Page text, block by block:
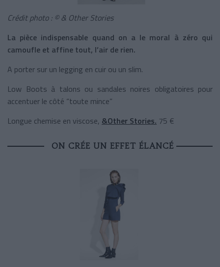
Crédit photo : © & Other Stories
La pièce indispensable quand on a le moral à zéro qui
camoufle et affine tout, l’air de rien.
A porter sur un legging en cuir ou un slim.
Low Boots à talons ou sandales noires obligatoires pour
accentuer le côté “toute mince”
Longue chemise en viscose, &Other Stories. 75 €
ON CRÉE UN EFFET ÉLANCÉ